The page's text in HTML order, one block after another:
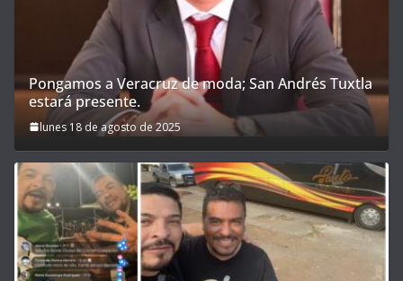
Pongamos a Veracruz de moda; San Andrés Tuxtla
estará presente.
lunes 18 de agosto de 2025